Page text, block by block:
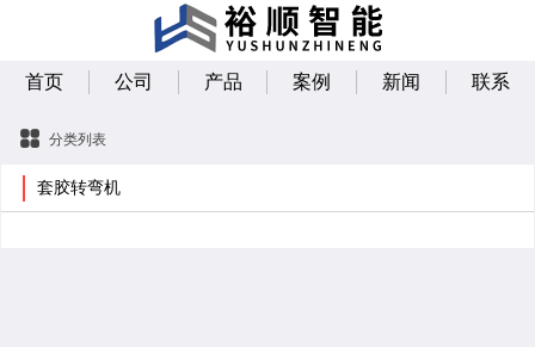
首页 公司 产品 案例 新闻 联系
分类列表
套胶转弯机